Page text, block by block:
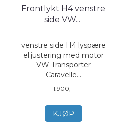
Frontlykt H4 venstre
side VW...
venstre side H4 lyspære
el.justering med motor
VW Transporter
Caravelle...
1.900,-
KJØP